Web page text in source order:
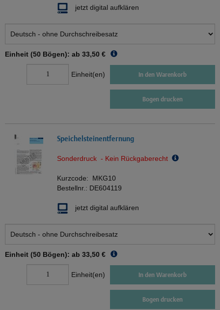
jetzt digital aufklären
Einheit (50 Bögen): ab 33,50 €
Einheit(en) In den Warenkorb
Bogen drucken
Speichelsteinentfernung
Sonderdruck - Kein Rückgaberecht
Kurzcode: MKG10
Bestellnr.: DE604119
jetzt digital aufklären
Einheit (50 Bögen): ab 33,50 €
Einheit(en) In den Warenkorb
Bogen drucken